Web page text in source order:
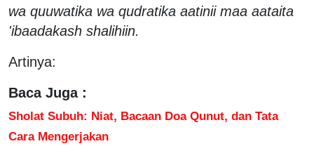
wa quuwatika wa qudratika aatinii maa aataita
'ibaadakash shalihiin.
Artinya:
Baca Juga :
Sholat Subuh: Niat, Bacaan Doa Qunut, dan Tata
Cara Mengerjakan